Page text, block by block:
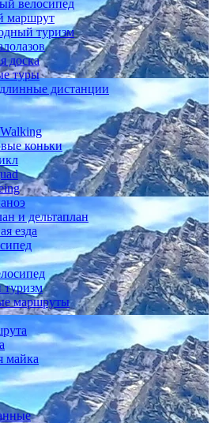
велосипед
маршрут
туризм
доска
туры
дистанции
коньки
и дельтаплан
езда
маршруты
майка